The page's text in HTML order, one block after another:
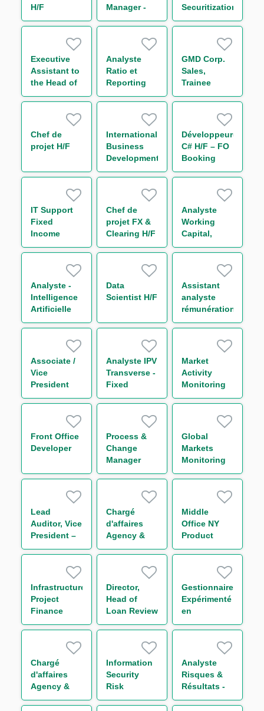
H/F
Manager -
Securitization
Securitization
Executive
Assistant to
the Head of
CMF
Analyste
Ratio et
Reporting
Prudentiel -
(CRR3/Bâle
IV) H/F
GMD Corp.
Sales,
Trainee
Chef de
projet H/F
International
Business
Development
Analyst
Développeur(euse)
C# H/F – FO
Booking
Risk - Non
IT Support
Fixed
Income
Bonds
Chef de
projet FX &
Clearing H/F
Analyste
Working
Capital,
Receivable
Finance H/F
Analyste -
Intelligence
Artificielle
H/F
Data
Scientist H/F
Assistant
analyste
rémunération
H/F
Associate /
Vice
President
Sales Global
Division (FI
Sales Flow
Generalist)
Analyste IPV
Transverse -
Fixed
Income H/F
Market
Activity
Monitoring
Analyst M/F
Front Office
Developer
Process &
Change
Manager
Middle-
Collatéral
H/F
Global
Markets
Monitoring
Compliance
Lead
Auditor, Vice
President –
Regulatory
Chargé
d'affaires
Agency &
Transaction
Solutions
Group H/F
Middle
Office NY
Product
Owner
Infrastructure
Project
Finance
Analyst
Director,
Head of
Loan Review
- Americas
Gestionnaire
Expérimenté
en
Financements
Chargé
d'affaires
Agency &
Transaction
Information
Security
Risk
Manager
Analyste
Risques &
Résultats -
Equity